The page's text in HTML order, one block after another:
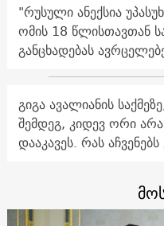
"რუსული ანექსია
ომის 18 წლისთავთან
განცხადებას
გიგა ავალიანის
შემდეგ, კიდევ ორი
დააკავეს. რას აჩვენებს